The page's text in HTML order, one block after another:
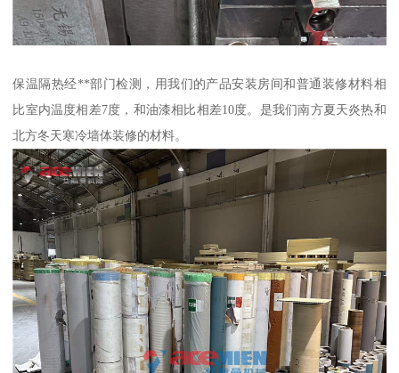
保温隔热经**部门检测，用我们的产品安装房间和普通装修材料相
比室内温度相差7度，和油漆相比相差10度。是我们南方夏天炎热和
北方冬天寒冷墙体装修的材料。